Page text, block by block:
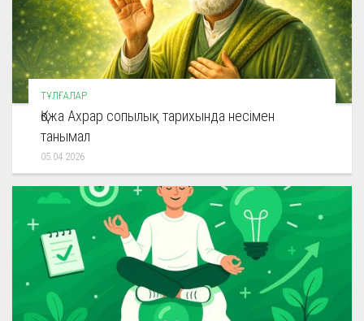
ТҰЛҒАЛАР
Қожа Ахрар сопылық тарихында несімен
танымал
05.04.2026